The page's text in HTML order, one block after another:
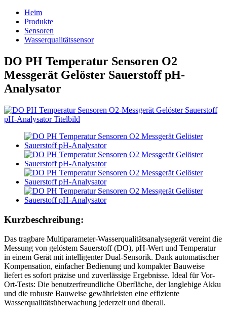
Heim
Produkte
Sensoren
Wasserqualitätssensor
DO PH Temperatur Sensoren O2
Messgerät Gelöster Sauerstoff pH-
Analysator
Kurzbeschreibung:
Das tragbare Multiparameter-Wasserqualitätsanalysegerät vereint die
Messung von gelöstem Sauerstoff (DO), pH-Wert und Temperatur
in einem Gerät mit intelligenter Dual-Sensorik. Dank automatischer
Kompensation, einfacher Bedienung und kompakter Bauweise
liefert es sofort präzise und zuverlässige Ergebnisse. Ideal für Vor-
Ort-Tests: Die benutzerfreundliche Oberfläche, der langlebige Akku
und die robuste Bauweise gewährleisten eine effiziente
Wasserqualitätsüberwachung jederzeit und überall.